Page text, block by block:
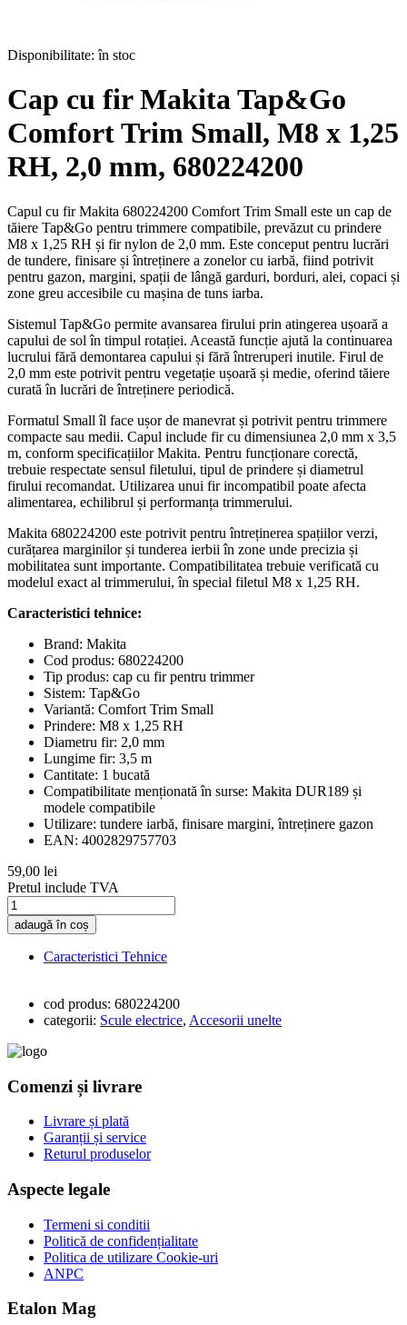
Disponibilitate: în stoc
Cap cu fir Makita Tap&Go
Comfort Trim Small, M8 x 1,25
RH, 2,0 mm, 680224200
Capul cu fir Makita 680224200 Comfort Trim Small este un cap de
tăiere Tap&Go pentru trimmere compatibile, prevăzut cu prindere
M8 x 1,25 RH și fir nylon de 2,0 mm. Este conceput pentru lucrări
de tundere, finisare și întreținere a zonelor cu iarbă, fiind potrivit
pentru gazon, margini, spații de lângă garduri, borduri, alei, copaci și
zone greu accesibile cu mașina de tuns iarba.
Sistemul Tap&Go permite avansarea firului prin atingerea ușoară a
capului de sol în timpul rotației. Această funcție ajută la continuarea
lucrului fără demontarea capului și fără întreruperi inutile. Firul de
2,0 mm este potrivit pentru vegetație ușoară și medie, oferind tăiere
curată în lucrări de întreținere periodică.
Formatul Small îl face ușor de manevrat și potrivit pentru trimmere
compacte sau medii. Capul include fir cu dimensiunea 2,0 mm x 3,5
m, conform specificațiilor Makita. Pentru funcționare corectă,
trebuie respectate sensul filetului, tipul de prindere și diametrul
firului recomandat. Utilizarea unui fir incompatibil poate afecta
alimentarea, echilibrul și performanța trimmerului.
Makita 680224200 este potrivit pentru întreținerea spațiilor verzi,
curățarea marginilor și tunderea ierbii în zone unde precizia și
mobilitatea sunt importante. Compatibilitatea trebuie verificată cu
modelul exact al trimmerului, în special filetul M8 x 1,25 RH.
Caracteristici tehnice:
Brand: Makita
Cod produs: 680224200
Tip produs: cap cu fir pentru trimmer
Sistem: Tap&Go
Variantă: Comfort Trim Small
Prindere: M8 x 1,25 RH
Diametru fir: 2,0 mm
Lungime fir: 3,5 m
Cantitate: 1 bucată
Compatibilitate menționată în surse: Makita DUR189 și
modele compatibile
Utilizare: tundere iarbă, finisare margini, întreținere gazon
EAN: 4002829757703
59,00 lei
Pretul include TVA
adaugă în coș
Caracteristici Tehnice
cod produs: 680224200
categorii: Scule electrice, Accesorii unelte
Comenzi și livrare
Livrare și plată
Garanții și service
Returul produselor
Aspecte legale
Termeni si conditii
Politică de confidențialitate
Politica de utilizare Cookie-uri
ANPC
Etalon Mag